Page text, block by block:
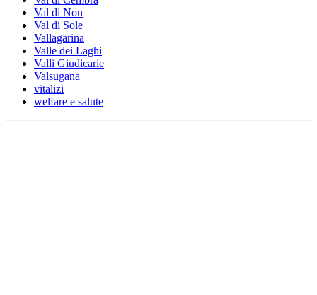
Val di Non
Val di Sole
Vallagarina
Valle dei Laghi
Valli Giudicarie
Valsugana
vitalizi
welfare e salute